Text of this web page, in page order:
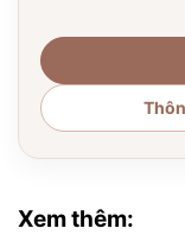
Xem thêm: